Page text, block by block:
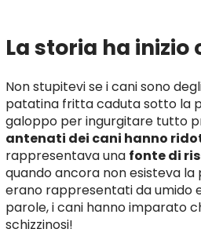
La storia ha inizio
Non stupitevi se i cani sono
patatina fritta caduta sotto la
galoppo per ingurgitare tutto
antenati dei cani hanno
rappresentava una fonte di
quando ancora non esisteva la
erano rappresentati da umido
parole, i cani hanno imparato
schizzinosi!